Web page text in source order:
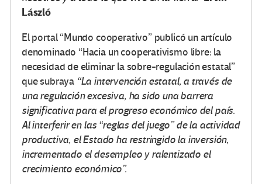
László
El portal “Mundo cooperativo” publicó un artículo
denominado “Hacia un cooperativismo libre: la
necesidad de eliminar la sobre-regulación estatal”
que subraya “La intervención estatal, a través de
una regulación excesiva, ha sido una barrera
significativa para el progreso económico del país.
Al interferir en las “reglas del juego” de la actividad
productiva, el Estado ha restringido la inversión,
incrementado el desempleo y ralentizado el
crecimiento económico”.